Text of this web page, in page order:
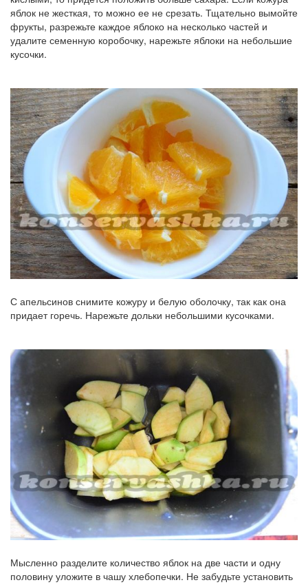
яблок не жесткая, то можно ее не срезать. Тщательно вымойте
фрукты, разрежьте каждое яблоко на несколько частей и
удалите семенную коробочку, нарежьте яблоки на небольшие
кусочки.
С апельсинов снимите кожуру и белую оболочку, так как она
придает горечь. Нарежьте дольки небольшими кусочками.
Мысленно разделите количество яблок на две части и одну
половину уложите в чашу хлебопечки. Не забудьте установить